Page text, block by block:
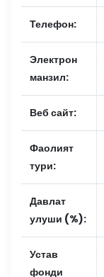
Телефон:
Электрон
манзил:
Веб сайт:
Фаолият
тури:
Давлат
улуши (%):
Устав
фонди